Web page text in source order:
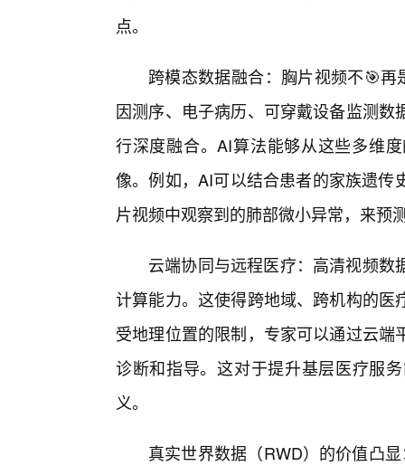
点。
跨模态数据融合：胸片视频不🎯再
因测序、电子病历、可穿戴设备监测
行深度融合。AI算法能够从这些多维
像。例如，AI可以结合患者的家族遗
片视频中观察到的肺部微小异常，来预
云端协同与远程医疗：高清视频
计算能力。这使得跨地域、跨机构的
受地理位置的限制，专家可以通过云
诊断和指导。这对于提升基层医疗服
义。
真实世界数据（RWD）的价值凸